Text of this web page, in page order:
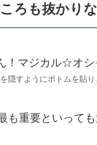
ろも抜かり
隠すようにボトムを貼り
も重要といって